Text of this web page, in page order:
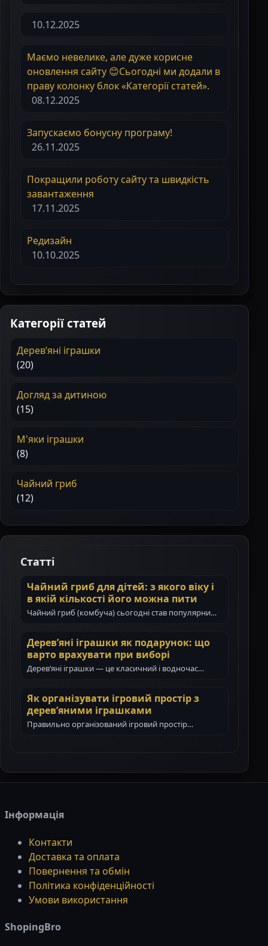
10.12.2025
Маємо невелике, але дуже корисне
оновлення сайту 😊Сьогодні ми додали в
праву колонку блок «Категорії статей».
08.12.2025
Запускаємо бонусну програму!
26.11.2025
Покращили роботу сайту та швидкість
завантаження
17.11.2025
Редизайн
10.10.2025
Категорії статей
Деревʼяні іграшки
(20)
Догляд за дитиною
(15)
М'яки іграшки
(8)
Чайний гриб
(12)
Статті
Чайний гриб для дітей: з якого віку і
в якій кількості його можна пити
Чайний гриб (комбуча) сьогодні став популярним
Дерев’яні іграшки як подарунок: що
варто врахувати при виборі
Дерев’яні іграшки — це класичний і водночас
Як організувати ігровий простір з
дерев’яними іграшками
Правильно організований ігровий простір
Інформація
Контакти
Доставка та оплата
Повернення та обмін
Політика конфіденційності
Умови використання
ShopingBro